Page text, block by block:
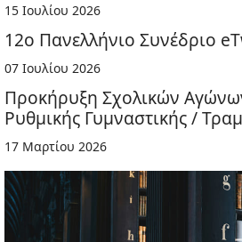
15 Ιουλίου 2026
12ο Πανελλήνιο Συνέδριο
07 Ιουλίου 2026
Προκήρυξη Σχολικών
Ρυθμικής Γυμναστικής /
17 Μαρτίου 2026